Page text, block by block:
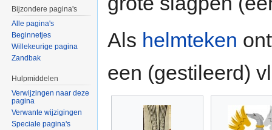
Als helmteken
een (gestileerd)
Bijzondere pagina's
Alle pagina's
Beginnetjes
Willekeurige pagina
Zandbak
Hulpmiddelen
Verwijzingen naar deze
pagina
Verwante wijzigingen
Speciale pagina's